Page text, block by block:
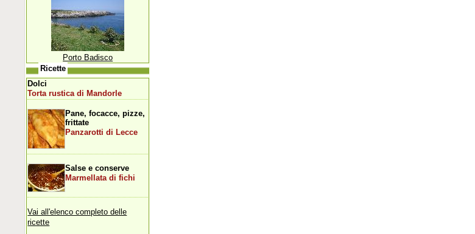
Porto Badisco
Ricette
Dolci
Torta rustica di Mandorle
Pane, focacce, pizze,
frittate
Panzarotti di Lecce
Salse e conserve
Marmellata di fichi
Vai all'elenco completo delle
ricette